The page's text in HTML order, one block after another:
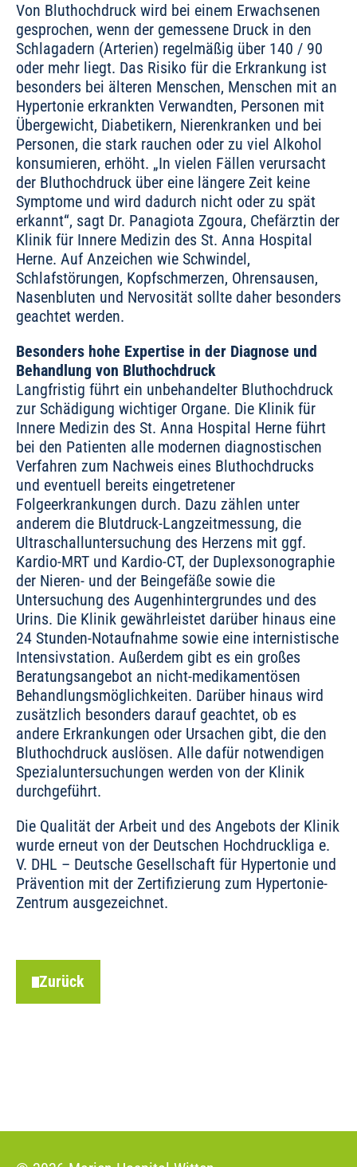
Von Bluthochdruck wird bei einem Erwachsenen
gesprochen, wenn der gemessene Druck in den
Schlagadern (Arterien) regelmäßig über 140 / 90
oder mehr liegt. Das Risiko für die Erkrankung ist
besonders bei älteren Menschen, Menschen mit an
Hypertonie erkrankten Verwandten, Personen mit
Übergewicht, Diabetikern, Nierenkranken und bei
Personen, die stark rauchen oder zu viel Alkohol
konsumieren, erhöht. „In vielen Fällen verursacht
der Bluthochdruck über eine längere Zeit keine
Symptome und wird dadurch nicht oder zu spät
erkannt“, sagt Dr. Panagiota Zgoura, Chefärztin der
Klinik für Innere Medizin des St. Anna Hospital
Herne. Auf Anzeichen wie Schwindel,
Schlafstörungen, Kopfschmerzen, Ohrensausen,
Nasenbluten und Nervosität sollte daher besonders
geachtet werden.
Besonders hohe Expertise in der Diagnose und
Behandlung von Bluthochdruck
Langfristig führt ein unbehandelter Bluthochdruck
zur Schädigung wichtiger Organe. Die Klinik für
Innere Medizin des St. Anna Hospital Herne führt
bei den Patienten alle modernen diagnostischen
Verfahren zum Nachweis eines Bluthochdrucks
und eventuell bereits eingetretener
Folgeerkrankungen durch. Dazu zählen unter
anderem die Blutdruck-Langzeitmessung, die
Ultraschalluntersuchung des Herzens mit ggf.
Kardio-MRT und Kardio-CT, der Duplexsonographie
der Nieren- und der Beingefäße sowie die
Untersuchung des Augenhintergrundes und des
Urins. Die Klinik gewährleistet darüber hinaus eine
24 Stunden-Notaufnahme sowie eine internistische
Intensivstation. Außerdem gibt es ein großes
Beratungsangebot an nicht-medikamentösen
Behandlungsmöglichkeiten. Darüber hinaus wird
zusätzlich besonders darauf geachtet, ob es
andere Erkrankungen oder Ursachen gibt, die den
Bluthochdruck auslösen. Alle dafür notwendigen
Spezialuntersuchungen werden von der Klinik
durchgeführt.
Die Qualität der Arbeit und des Angebots der Klinik
wurde erneut von der Deutschen Hochdruckliga e.
V. DHL – Deutsche Gesellschaft für Hypertonie und
Prävention mit der Zertifizierung zum Hypertonie-
Zentrum ausgezeichnet.
Zurück